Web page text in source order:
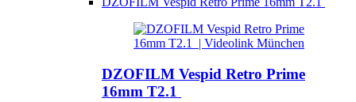
DZOFILM Vespid Retro Prime
16mm T2.1